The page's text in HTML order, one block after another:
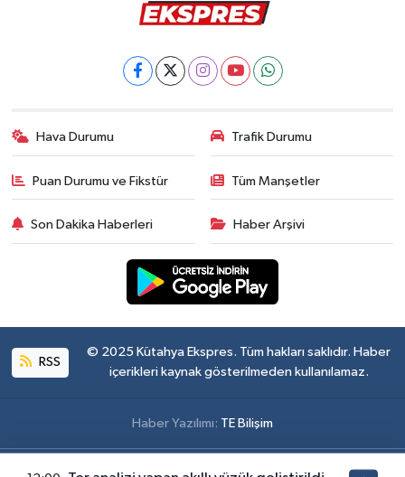
Hava Durumu Trafik Durumu
Puan Durumu ve Fikstür Tüm Manşetler
Son Dakika Haberleri Haber Arşivi
RSS
© 2025 Kütahya Ekspres. Tüm hakları saklıdır. Haber
içerikleri kaynak gösterilmeden kullanılamaz.
Haber Yazılımı: TE Bilişim